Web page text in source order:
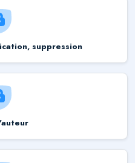
suppression